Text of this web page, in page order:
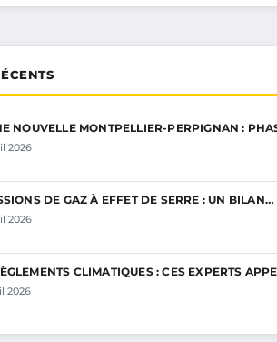
NOUVELLE MONTPELLIER-PERPIGNAN :
2026
DE GAZ À EFFET DE SERRE : UN BILAN…
2026
CLIMATIQUES : CES EXPERTS
2026